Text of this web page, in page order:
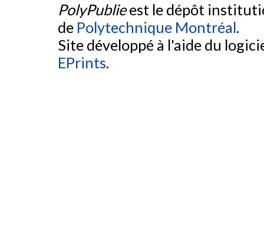
PolyPublieest le dépôt
de Polytechnique Montréal.
Site développé à l'aide du
EPrints.